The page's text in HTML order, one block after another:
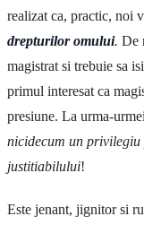
realizat ca, practic, noi
drepturilor omului. De
magistrat si trebuie sa
primul interesat ca
presiune. La urma-
nicidecum un privilegiu
justitiabilului!
Este jenant, jignitor si